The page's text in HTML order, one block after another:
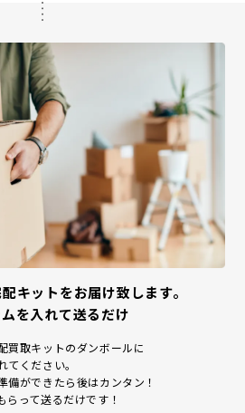
キットをお届け致します。
を入れて送るだけ
買取キットのダンボールに
ください。
備ができたら後はカンタン！
って送るだけです！